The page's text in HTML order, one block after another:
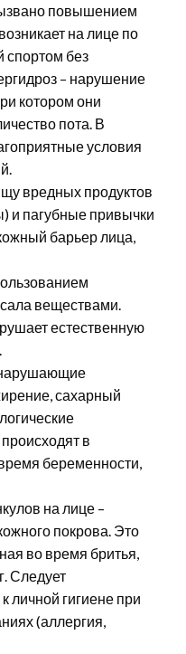
повышением
на лице по
спортом без
– нарушение
котором они
пота. В
условия
вредных продуктов
и пагубные привычки
барьер лица,
веществами.
естественную
сахарный
в
беременности,
на лице –
покрова. Это
во время бритья,
Следует
личной гигиене при
(аллергия,